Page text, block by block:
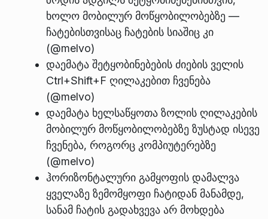
ხოლო მობილურ მოწყობილობებზე —
ჩატებისთვისაც ჩატების სიაშიც კი
(@melvo)
დაემატა შეტყობინებების ძიების ველის
Ctrl+Shift+F ღილაკებით ჩვენება
(@melvo)
დაემატა ხელსაწყოთა ზოლის ღილაკების
მობილურ მოწყობილობებზე ზუსტად ისევე
ჩვენება, როგორც კომპიუტერებზე
(@melvo)
ჰორიზონტალური გამყოფის დამალვა
ყველაზე ზემომყოფი ჩატიდან მანამდე,
სანამ ჩატის გადახვევა არ მოხდება